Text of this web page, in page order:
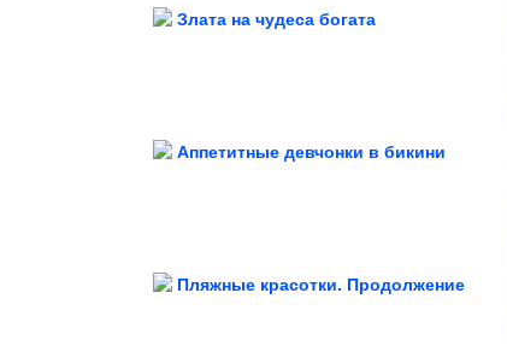
Злата на чудеса богата
Аппетитные девчонки в бикини
Пляжные красотки. Продолжение